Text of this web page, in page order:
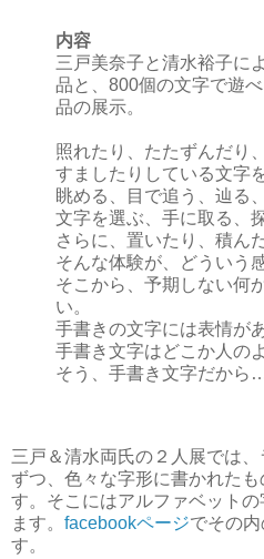
内容
三戸美奈子と清水裕子に
品と、800個の文字で遊
品の展示。
照れたり、たたずんだり
すましたりしている文字を
眺める、目で追う、辿る
文字を選ぶ、手に取る、
さらに、置いたり、積ん
そんな体験が、どういう
そこから、予期しない何
い。
手書きの文字には表情が
手書き文字はどこか人の
そう、手書き文字だから…
三戸＆清水両氏の２人展では
ずつ、色々な字形に書かれた
す。そこにはアルファベット
ます。 facebookページでその
す。